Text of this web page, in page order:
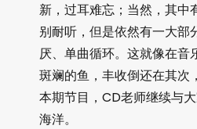
新，过耳难忘；当然，其中
别耐听，但是依然有一大部
厌、单曲循环。这就像在音
斑斓的鱼，丰收倒还在其次
本期节目，CD老师继续与
海洋。